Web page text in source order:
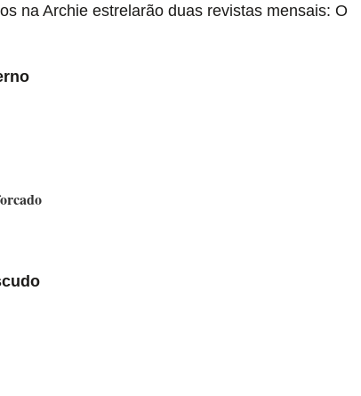
na Archie estrelarão duas revistas mensais: O